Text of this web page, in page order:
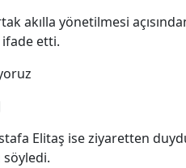
akılla yönetilmesi
etti.
Elitaş ise ziyaretten